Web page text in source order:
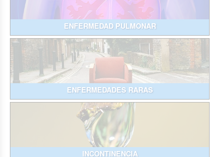
ENFERMEDAD PULMONAR
ENFERMEDADES RARAS
INCONTINENCIA